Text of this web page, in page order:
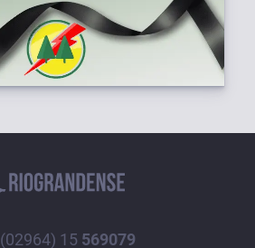
(02964) 15 569079